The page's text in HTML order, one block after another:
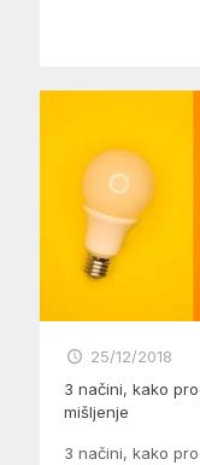
25/12/2018
3 načini, kako
mišljenje
3 načini, kako